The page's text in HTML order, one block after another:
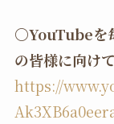
〇YouTubeを
の皆様に向け
https://